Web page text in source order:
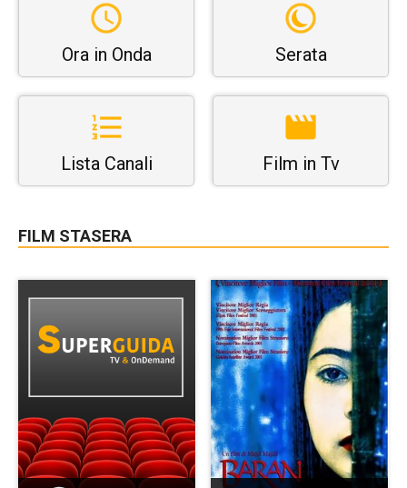
Ora in Onda Serata
Lista Canali Film in Tv
FILM STASERA